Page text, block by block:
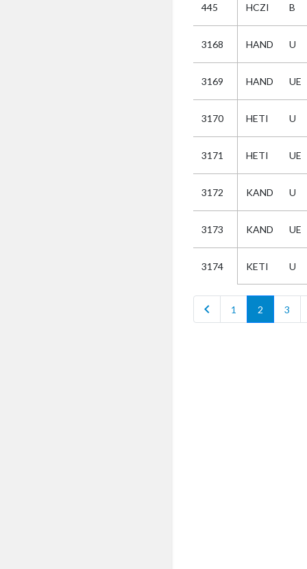
445 HCZI B
3168 HAND U
3169 HAND UE
3170 HETI U
3171 HETI UE
3172 KAND U
3173 KAND UE
3174 KETI U
chevron_left 1 2 3